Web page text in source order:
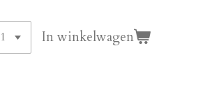
In winkelwagen